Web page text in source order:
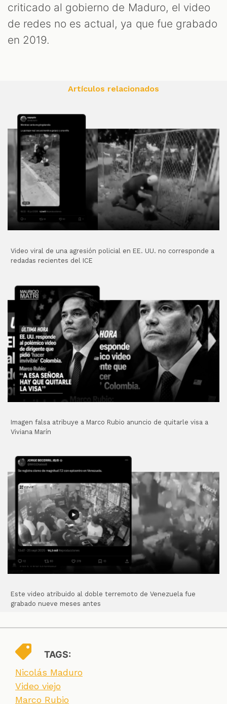
criticado al gobierno de Maduro, el video
de redes no es actual, ya que fue grabado
en 2019.
Artículos relacionados
Video viral de una agresión policial en EE. UU. no corresponde a
redadas recientes del ICE
Imagen falsa atribuye a Marco Rubio anuncio de quitarle visa a
Viviana Marín
Este video atribuido al doble terremoto de Venezuela fue
grabado nueve meses antes
TAGS:
Nicolás Maduro
Video viejo
Marco Rubio